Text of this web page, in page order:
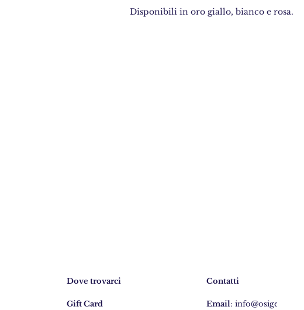
Disponibili in oro giallo, bianco e rosa.
Dove trovarci
Gift Card
Contatti
Email: info@osigem.com